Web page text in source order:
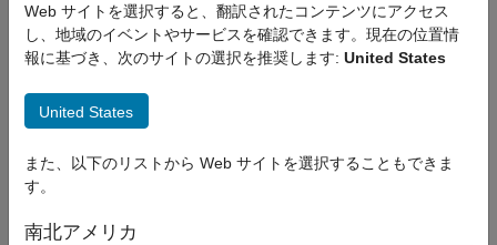
FPGA、ASIC、および SoC 開発
Web サイトを選択すると、翻訳されたコンテンツにアクセス
し、地域のイベントやサービスを確認できます。現在の位置情
報に基づき、次のサイトの選択を推奨します: United States
United States
また、以下のリストから Web サイトを選択することもできま
す。
南北アメリカ